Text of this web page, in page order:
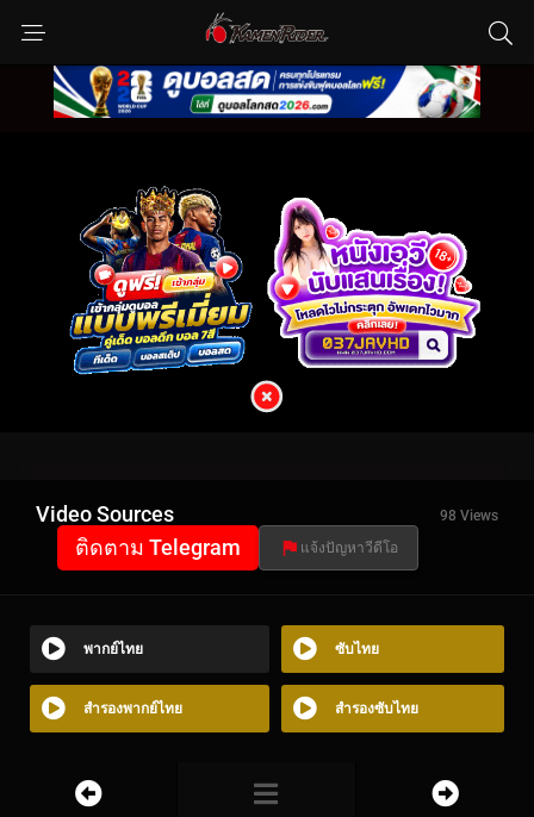
Video Sources 98 Views
ติดตาม Telegram แจ้งปัญหาวีดีโอ
พากย์ไทย ซับไทย
สำรองพากย์ไทย สำรองซับไทย